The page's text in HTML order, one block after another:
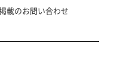
載のお問い合わせ